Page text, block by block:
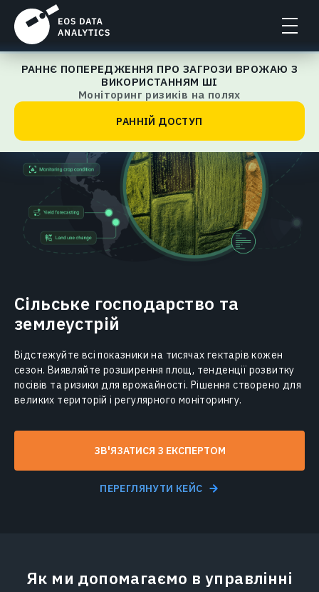
РАННЄ ПОПЕРЕДЖЕННЯ ПРО ЗАГРОЗИ ВРОЖАЮ З
ВИКОРИСТАННЯМ ШІ
Моніторинг ризиків на полях
РАННІЙ ДОСТУП
Головна
Сільське господарство та
землеустрій
Відстежуйте всі показники на тисячах гектарів кожен
сезон. Виявляйте розширення площ, тенденції розвитку
посівів та ризики для врожайності. Рішення створено для
великих територій і регулярного моніторингу.
ЗВ'ЯЗАТИСЯ З ЕКСПЕРТОМ
ПЕРЕГЛЯНУТИ КЕЙС
Як ми допомагаємо в управлінні